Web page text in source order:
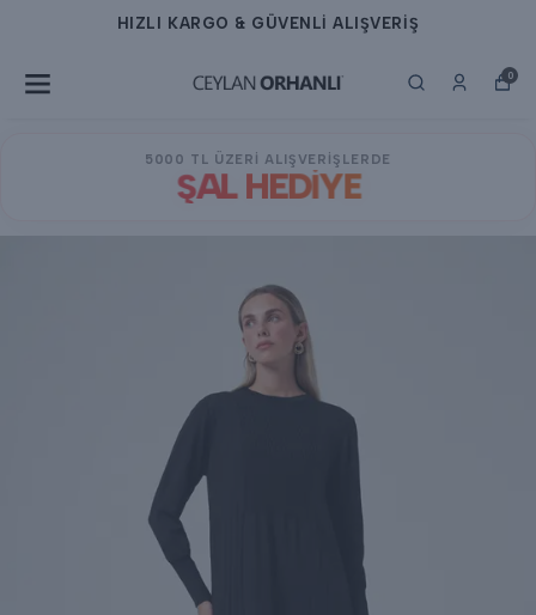
HIZLI KARGO & GÜVENLİ ALIŞVERİŞ
0
5000 TL ÜZERİ ALIŞVERİŞLERDE
ŞAL HEDİYE